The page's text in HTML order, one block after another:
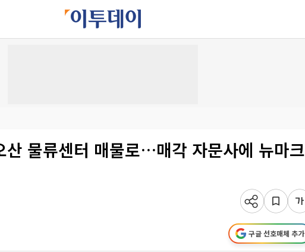
산 물류센터 매물로…매각 자문사에 뉴마크
구글 선호매체 추가